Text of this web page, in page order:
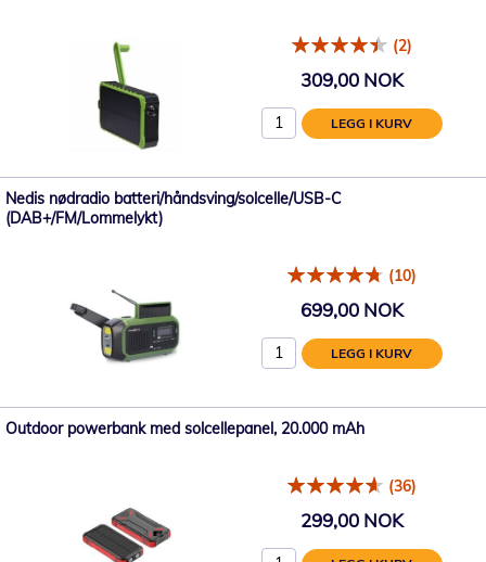
(2)
309,00 NOK
LEGG I KURV
Nedis nødradio batteri/håndsving/solcelle/USB-C
(DAB+/FM/Lommelykt)
(10)
699,00 NOK
LEGG I KURV
Outdoor powerbank med solcellepanel, 20.000 mAh
(36)
299,00 NOK